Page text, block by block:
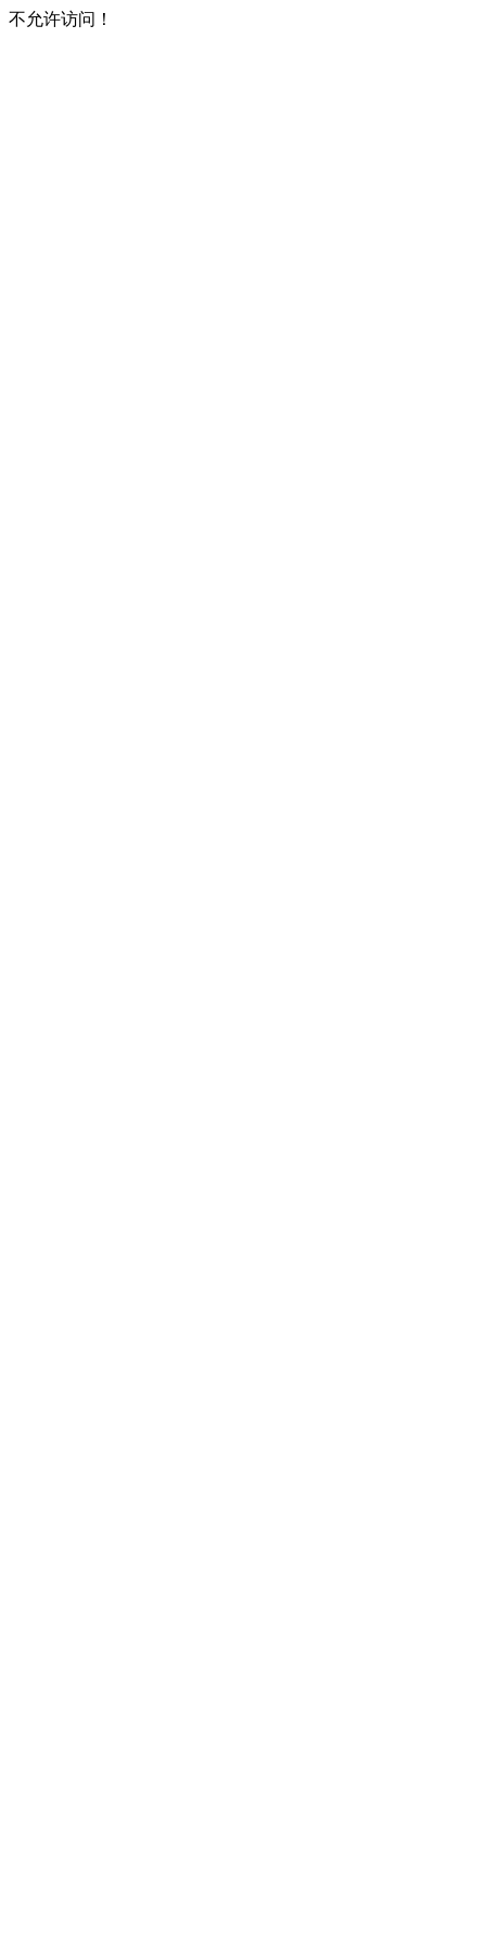
不允许访问！